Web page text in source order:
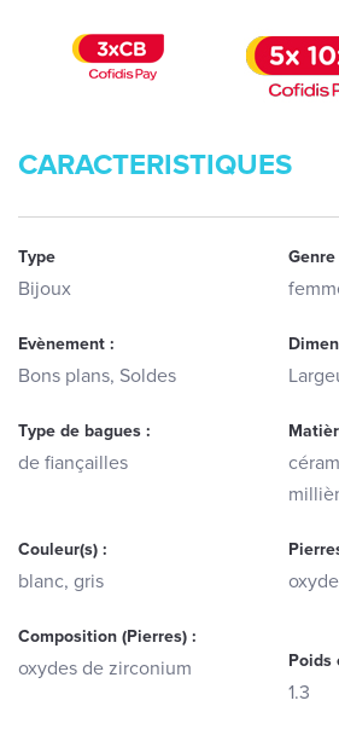
CARACTERISTIQUES
Type
Bijoux
Genre
Evènement :
Bons plans, Soldes
Type de bagues :
de fiançailles
Couleur(s) :
blanc, gris
Composition (Pierres) :
oxydes de zirconium Poids
1.3